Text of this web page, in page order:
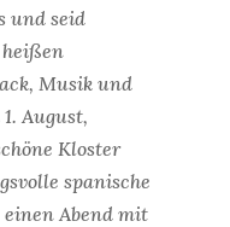
und seid
Musik und
August,
Kloster
spanische
Abend mit